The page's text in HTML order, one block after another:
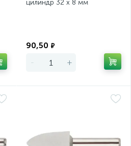
цилиндр 32 х 8 мм
90,50 ₽
- +